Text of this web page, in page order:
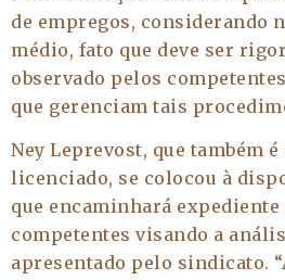
de empregos, considerando
médio, fato que deve ser
observado pelos
que gerenciam tais
Ney Leprevost, que também
licenciado, se colocou à
que encaminhará expediente
competentes visando a
apresentado pelo sindicato.